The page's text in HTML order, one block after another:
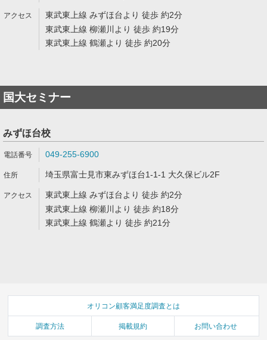
東武東上線 みずほ台より 徒歩 約2分
東武東上線 柳瀬川より 徒歩 約19分
東武東上線 鶴瀬より 徒歩 約20分
国大セミナー
みずほ台校
049-255-6900
埼玉県富士見市東みずほ台1-1-1 大久保ビル2F
東武東上線 みずほ台より 徒歩 約2分
東武東上線 柳瀬川より 徒歩 約18分
東武東上線 鶴瀬より 徒歩 約21分
オリコン顧客満足度調査とは
調査方法 掲載規約 お問い合わせ